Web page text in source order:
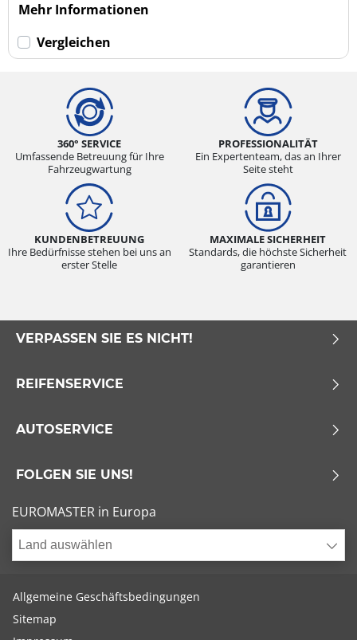
Mehr Informationen
Vergleichen
360° SERVICE
Umfassende Betreuung für Ihre
Fahrzeugwartung
PROFESSIONALITÄT
Ein Expertenteam, das an Ihrer
Seite steht
KUNDENBETREUUNG
Ihre Bedürfnisse stehen bei uns an
erster Stelle
MAXIMALE SICHERHEIT
Standards, die höchste Sicherheit
garantieren
VERPASSEN SIE ES NICHT!
REIFENSERVICE
AUTOSERVICE
FOLGEN SIE UNS!
EUROMASTER in Europa
Land auswählen
Allgemeine Geschäftsbedingungen
Sitemap